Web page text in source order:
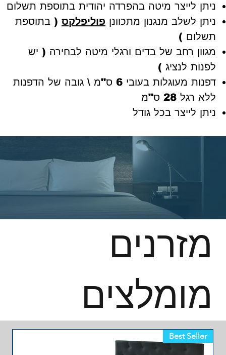
ניתן לייצר מיטה בהפרדה יהודית בתוספת תשלום
ניתן לשלב מנגנון מתכוונן פוליפלקס ( בתוספת
תשלום )
מגוון רחב של בדים ורגלי מיטה לבחירה ( יש
לפנות לנציג )
דפנות מעוגלות בעובי 6 ס"מ \ גובה של הדפנות
ללא רגל 28 ס"מ
ניתן לייצר בכל גודל
מזרנים
מומלצים
Best Seller